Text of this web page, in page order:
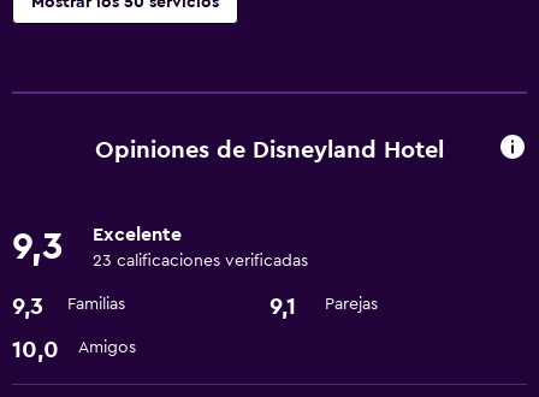
Cajero automático/banco
Instalaciones para reuniones
Recepción 24 horas
Opiniones de Disneyland Hotel
9,3 Excelente
23 calificaciones verificadas
9,3 Familias 9,1 Parejas
10,0 Amigos